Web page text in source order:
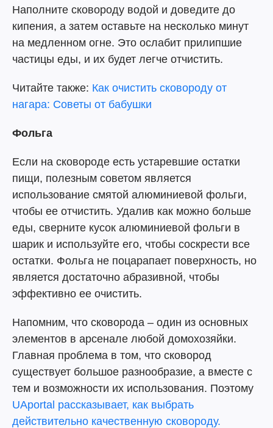
Наполните сковороду водой и доведите до
кипения, а затем оставьте на несколько минут
на медленном огне. Это ослабит прилипшие
частицы еды, и их будет легче отчистить.
Читайте также: Как очистить сковороду от
нагара: Советы от бабушки
Фольга
Если на сковороде есть устаревшие остатки
пищи, полезным советом является
использование смятой алюминиевой фольги,
чтобы ее отчистить. Удалив как можно больше
еды, сверните кусок алюминиевой фольги в
шарик и используйте его, чтобы соскрести все
остатки. Фольга не поцарапает поверхность, но
является достаточно абразивной, чтобы
эффективно ее очистить.
Напомним, что сковорода – один из основных
элементов в арсенале любой домохозяйки.
Главная проблема в том, что сковород
существует большое разнообразие, а вместе с
тем и возможности их использования. Поэтому
UAportal рассказывает, как выбрать
действительно качественную сковороду.